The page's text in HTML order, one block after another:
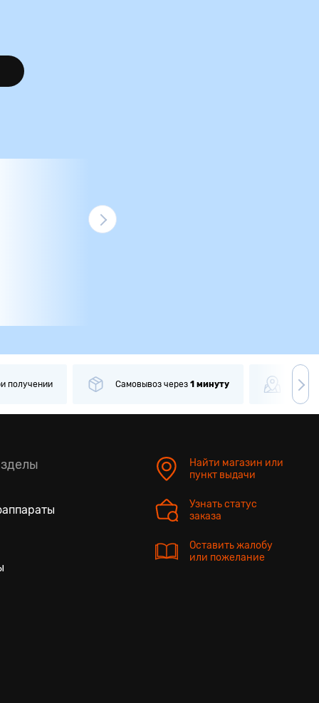
получении Самовывоз через 1 минуту Более
Найти магазин или
пункт выдачи
Узнать статус
заказа
Оставить жалобу
или пожелание